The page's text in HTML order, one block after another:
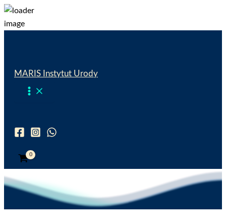
MARIS Instytut Urody